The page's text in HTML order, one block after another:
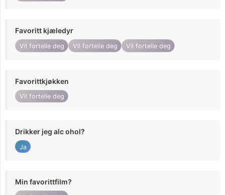
Favoritt kjæledyr
Vil fortelle deg Vil fortelle deg Vil fortelle deg
Favorittkjøkken
Vil fortelle deg
Drikker jeg alc ohol?
Ja
Min favorittfilm?